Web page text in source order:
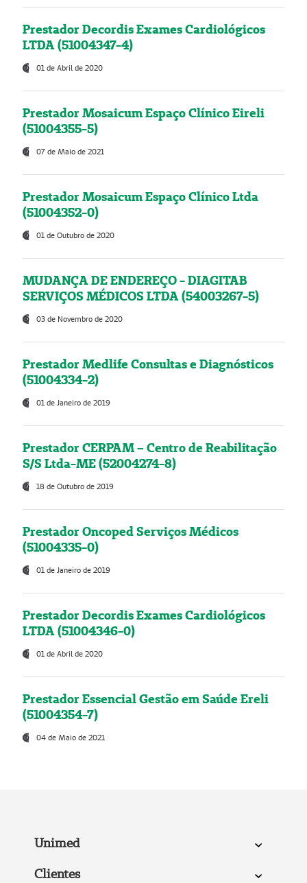
Prestador Decordis Exames Cardiológicos
LTDA (51004347-4)
01 de Abril de 2020
Prestador Mosaicum Espaço Clínico Eireli
(51004355-5)
07 de Maio de 2021
Prestador Mosaicum Espaço Clínico Ltda
(51004352-0)
01 de Outubro de 2020
MUDANÇA DE ENDEREÇO - DIAGITAB
SERVIÇOS MÉDICOS LTDA (54003267-5)
03 de Novembro de 2020
Prestador Medlife Consultas e Diagnósticos
(51004334-2)
01 de Janeiro de 2019
Prestador CERPAM – Centro de Reabilitação
S/S Ltda-ME (52004274-8)
18 de Outubro de 2019
Prestador Oncoped Serviços Médicos
(51004335-0)
01 de Janeiro de 2019
Prestador Decordis Exames Cardiológicos
LTDA (51004346-0)
01 de Abril de 2020
Prestador Essencial Gestão em Saúde Ereli
(51004354-7)
04 de Maio de 2021
Unimed
Clientes